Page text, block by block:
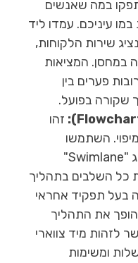
במה שאנשים
עיניכם. עמדו ליד
שירות הלקוחות,
במחסן. המציאות
פערים בין
שקורה בפועל.
זהו
השתמשו
בתרשים זרימה, רצוי מסוג "Swimlane"
כל השלבים בתהליך
בעל תפקיד אחראי
את התהליך
לזהות מיד צווארי
ומשימות